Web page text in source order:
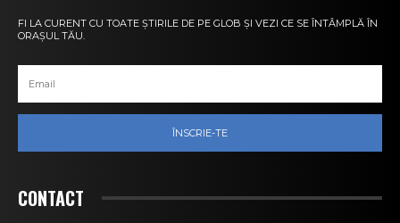
FI LA CURENT CU TOATE ȘTIRILE DE PE GLOB ȘI VEZI CE SE ÎNTÂMPLĂ ÎN
ORAȘUL TĂU.
ÎNSCRIE-TE
CONTACT